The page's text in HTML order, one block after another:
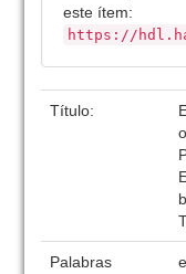
este ítem:
https://
Título:
Palabras